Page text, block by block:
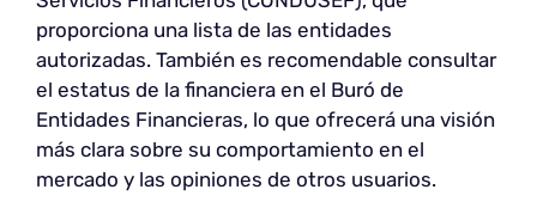
proporciona una lista de las entidades
autorizadas. También es recomendable consultar
el estatus de la financiera en el Buró de
Entidades Financieras, lo que ofrecerá una visión
más clara sobre su comportamiento en el
mercado y las opiniones de otros usuarios.